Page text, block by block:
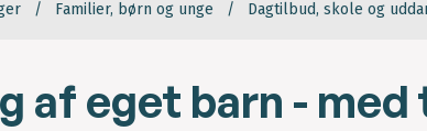
Familier, børn og unge Dagtilbud, skole og
af eget barn -